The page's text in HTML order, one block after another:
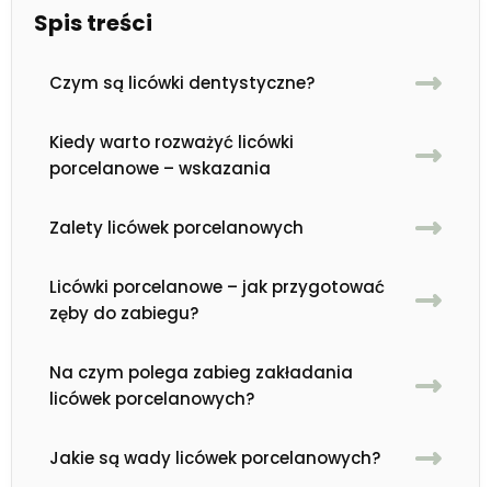
Spis treści
Czym są licówki dentystyczne?
Kiedy warto rozważyć licówki
porcelanowe – wskazania
Zalety licówek porcelanowych
Licówki porcelanowe – jak przygotować
zęby do zabiegu?
Na czym polega zabieg zakładania
licówek porcelanowych?
Jakie są wady licówek porcelanowych?